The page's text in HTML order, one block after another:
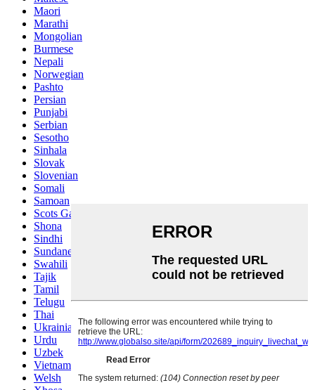
Maori
Marathi
Mongolian
Burmese
Nepali
Norwegian
Pashto
Persian
Punjabi
Serbian
Sesotho
Sinhala
Slovak
Slovenian
Somali
Samoan
Scots Gaelic
Shona
Sindhi
Sundanese
Swahili
Tajik
Tamil
Telugu
Thai
Ukrainian
Urdu
Uzbek
Vietnamese
Welsh